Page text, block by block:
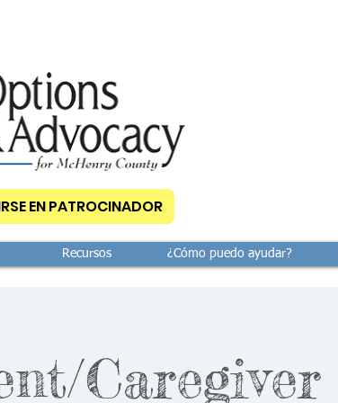
EN PATROCINADOR
Recursos ¿Cómo puedo ayudar?
Caregiver